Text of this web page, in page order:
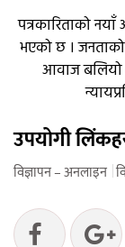
पत्रकारिताको
भएको छ ।
आवाज बलियो
उपयोगी
विज्ञापन – अनलाइन